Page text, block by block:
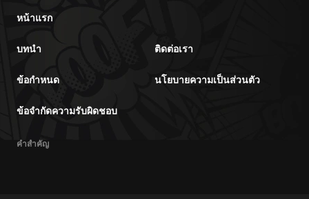
หน้าแรก
บทนำ ติดต่อเรา
ข้อกำหนด นโยบายความเป็นส่วนตัว
ข้อจำกัดความรับผิดชอบ
คำสำคัญ